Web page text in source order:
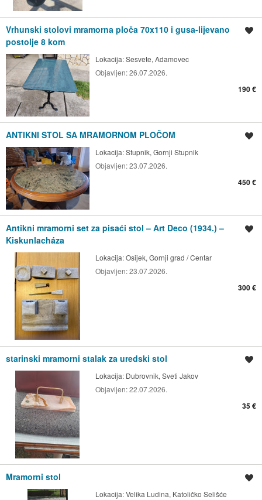
Vrhunski stolovi mramorna ploča 70x110 i gusa-lijevano
postolje 8 kom
Lokacija:Sesvete, Adamovec
Objavljen:26.07.2026.
190 €
ANTIKNI STOL SA MRAMORNOM PLOČOM
Lokacija:Stupnik, Gornji Stupnik
Objavljen:23.07.2026.
450 €
Antikni mramorni set za pisaći stol – Art Deco (1934.) –
Kiskunlacháza
Lokacija:Osijek, Gornji grad / Centar
Objavljen:23.07.2026.
300 €
starinski mramorni stalak za uredski stol
Lokacija: Dubrovnik, Sveti Jakov
Objavljen:22.07.2026.
35 €
Mramorni stol
Lokacija:Velika Ludina, Katoličko Selišće